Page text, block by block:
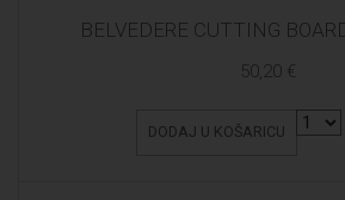
BELVEDERE CUTTING
50,20 €
DODAJ U KOŠARICU